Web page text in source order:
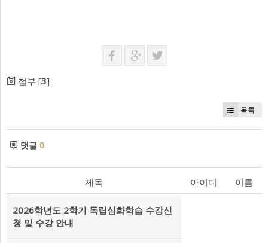
첨부 [3]
목록
댓글 0
제목 아이디 이름
2026학년도 2학기 독립심화학습 수강신
청 및 수강 안내